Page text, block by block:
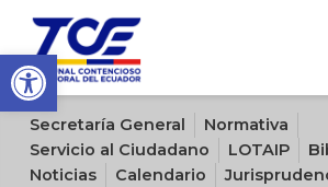
Open toolbar
Sitio oficial del Tribunal Contencioso Electoral del Ecuador
Secretaría General
Normativa
Servicio al Ciudadano
LOTAIP
Noticias
Calendario